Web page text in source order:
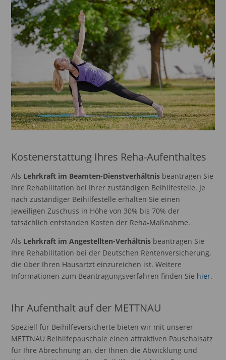
Kostenerstattung Ihres Reha-Aufenthaltes
Als Lehrkraft im Beamten-Dienstverhältnis beantragen Sie
Ihre Rehabilitation bei Ihrer zuständigen Beihilfestelle. Je
nach zuständiger Beihilfestelle erhalten Sie einen
jeweiligen Zuschuss in Höhe von 30% bis 70% der
tatsächlich entstanden Kosten der Reha-Maßnahme.
Als Lehrkraft im Angestellten-Verhältnis beantragen Sie
Ihre Rehabilitation bei der Deutschen Rentenversicherung,
die über Ihren Hausartzt einzureichen ist. Weitere
Informationen zum Beantragungsverfahren finden Sie hier.
Ihr Aufenthalt auf der METTNAU
Speziell für Beihilfeversicherte bieten wir mit unserer
METTNAU Beihilfepauschale einen attraktiven Pauschalsatz
für Ihre Abrechnung an, der Ihnen die Abwicklung und